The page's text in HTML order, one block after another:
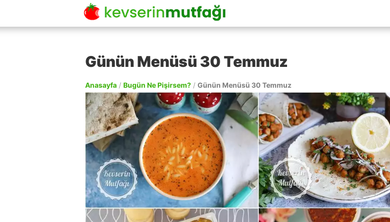
Günün Menüsü 30 Temmuz
Anasayfa / Bugün Ne Pişirsem? / Günün Menüsü 30 Temmuz